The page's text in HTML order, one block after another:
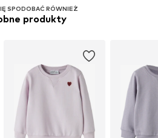
SPODOBAĆ RÓWNIEŻ
produkty